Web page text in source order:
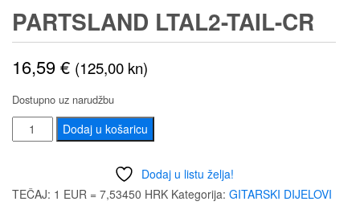
PARTSLAND LTAL2-TAIL-CR
16,59€ (125,00 kn)
Dostupno uz narudžbu
PARTSLAND
LTAL2-
Dodaj u košaricu
Dodaj u listu želja!
TEČAJ: 1 EUR = 7,53450 HRK Kategorija: GITARSKI DIJELOVI